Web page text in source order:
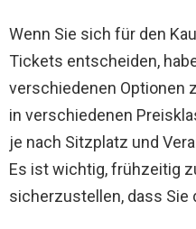
Wenn Sie sich für den
Tickets entscheiden,
verschiedenen Optionen
in verschiedenen
je nach Sitzplatz und
Es ist wichtig, frühzeitig
sicherzustellen, dass Sie